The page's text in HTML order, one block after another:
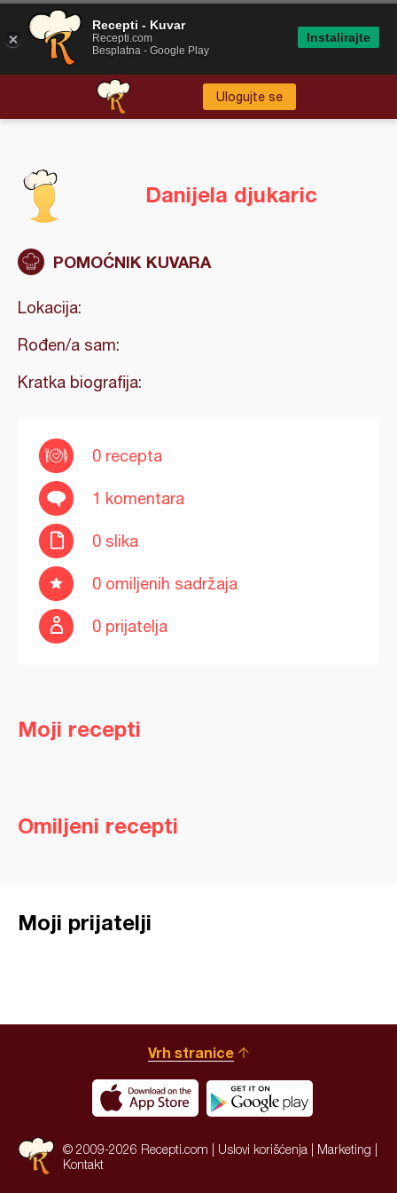
Ulogujte se
Danijela djukaric
POMOĆNIK KUVARA
Lokacija:
Rođen/a sam:
Kratka biografija:
0 recepta
1 komentara
0 slika
0 omiljenih sadržaja
0 prijatelja
Moji recepti
Omiljeni recepti
Moji prijatelji
Vrh stranice
© 2009-2026 Recepti.com | Uslovi korišćenja Marketing
Kontakt
Recepti - Kuvar
Recepti.com
Besplatna - Google Play
Instalirajte